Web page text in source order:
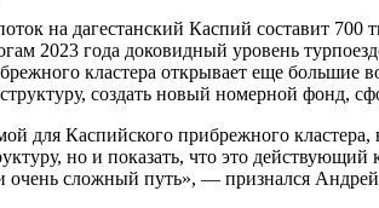
на дагестанский Каспий составит
2023 года доковидный уровень
кластера открывает еще большие
создать новый номерной фонд,
для Каспийского прибрежного
но и показать, что это
очень сложный путь», — признался